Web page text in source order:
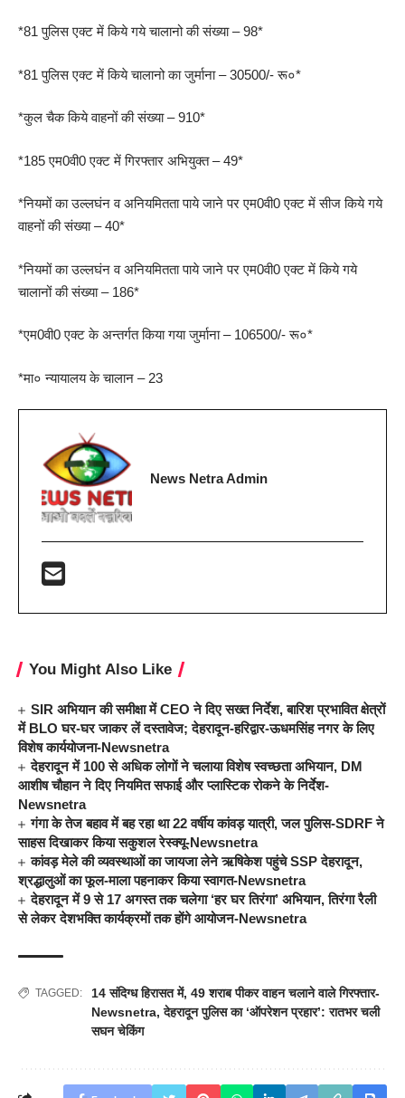
*81 पुलिस एक्ट में किये गये चालानो की संख्या – 98*
*81 पुलिस एक्ट में किये चालानो का जुर्माना – 30500/- रू०*
*कुल चैक किये वाहनों की संख्या – 910*
*185 एम0वी0 एक्ट में गिरफ्तार अभियुक्त – 49*
*नियमों का उल्लघंन व अनियमितता पाये जाने पर एम0वी0 एक्ट में सीज किये गये
वाहनों की संख्या – 40*
*नियमों का उल्लघंन व अनियमितता पाये जाने पर एम0वी0 एक्ट में किये गये
चालानों की संख्या – 186*
*एम0वी0 एक्ट के अन्तर्गत किया गया जुर्माना – 106500/- रू०*
*मा० न्यायालय के चालान – 23
News Netra Admin
You Might Also Like
SIR अभियान की समीक्षा में CEO ने दिए सख्त निर्देश, बारिश प्रभावित क्षेत्रों
में BLO घर-घर जाकर लें दस्तावेज; देहरादून-हरिद्वार-ऊधमसिंह नगर के लिए
विशेष कार्ययोजना-Newsnetra
देहरादून में 100 से अधिक लोगों ने चलाया विशेष स्वच्छता अभियान, DM
आशीष चौहान ने दिए नियमित सफाई और प्लास्टिक रोकने के निर्देश-
Newsnetra
गंगा के तेज बहाव में बह रहा था 22 वर्षीय कांवड़ यात्री, जल पुलिस-SDRF ने
साहस दिखाकर किया सकुशल रेस्क्यू-Newsnetra
कांवड़ मेले की व्यवस्थाओं का जायजा लेने ऋषिकेश पहुंचे SSP देहरादून,
श्रद्धालुओं का फूल-माला पहनाकर किया स्वागत-Newsnetra
देहरादून में 9 से 17 अगस्त तक चलेगा ‘हर घर तिरंगा’ अभियान, तिरंगा रैली
से लेकर देशभक्ति कार्यक्रमों तक होंगे आयोजन-Newsnetra
TAGGED: 14 संदिग्ध हिरासत में, 49 शराब पीकर वाहन चलाने वाले गिरफ्तार-
Newsnetra,देहरादून पुलिस का ‘ऑपरेशन प्रहार’: रातभर चली
सघन चेकिंग